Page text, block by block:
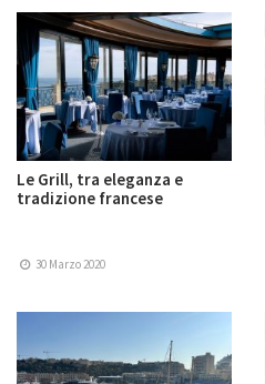
Le Grill, tra eleganza e
tradizione francese
30 Marzo 2020